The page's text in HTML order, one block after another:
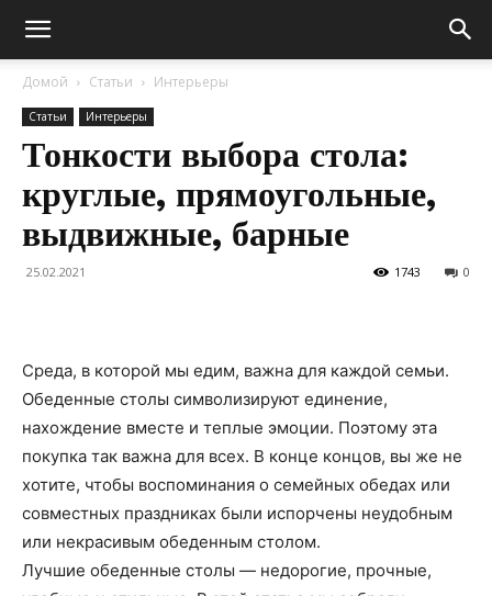
Домой Статьи Интерьеры
Статьи Интерьеры
Тонкости выбора стола:
круглые, прямоугольные,
выдвижные, барные
25.02.2021 0
1743
Среда, в которой мы едим, важна для каждой семьи.
Обеденные столы символизируют единение,
нахождение вместе и теплые эмоции. Поэтому эта
покупка так важна для всех. В конце концов, вы же не
хотите, чтобы воспоминания о семейных обедах или
совместных праздниках были испорчены неудобным
или некрасивым обеденным столом.
Лучшие обеденные столы — недорогие, прочные,